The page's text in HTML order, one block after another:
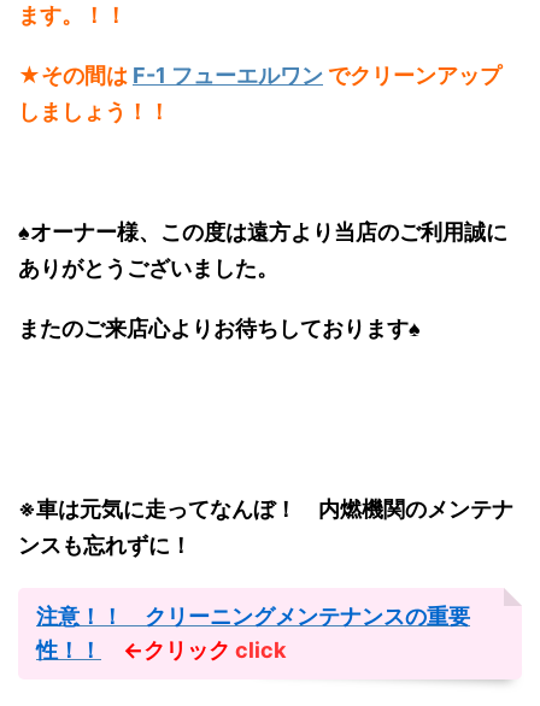
ます。！！
★その間は F-1 フューエルワン でクリーンアップ
しましょう！！
♠オーナー様、この度は遠方より当店のご利用誠に
ありがとうございました。
またのご来店心よりお待ちしております♠
※車は元気に走ってなんぼ！ 内燃機関のメンテナ
ンスも忘れずに！
注意！！ クリーニングメンテナンスの重要
性！！
←クリック click